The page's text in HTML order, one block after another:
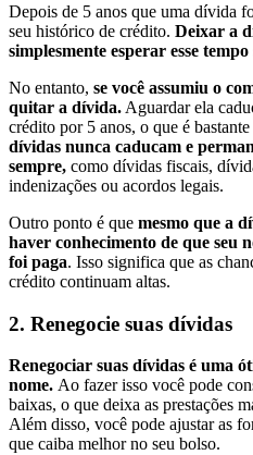
Depois de 5 anos que uma dívida
seu histórico de crédito. Deixar a
simplesmente esperar esse
No entanto, se você assumiu o
quitar a dívida. Aguardar ela
crédito por 5 anos, o que é
dívidas nunca caducam e
sempre, como dívidas fiscais,
indenizações ou acordos legais.
Outro ponto é que mesmo que a
haver conhecimento de que seu
foi paga. Isso significa que as
crédito continuam altas.
2. Renegocie suas dívidas
Renegociar suas dívidas é uma
nome. Ao fazer isso você pode
baixas, o que deixa as prestações
Além disso, você pode ajustar as
que caiba melhor no seu bolso.